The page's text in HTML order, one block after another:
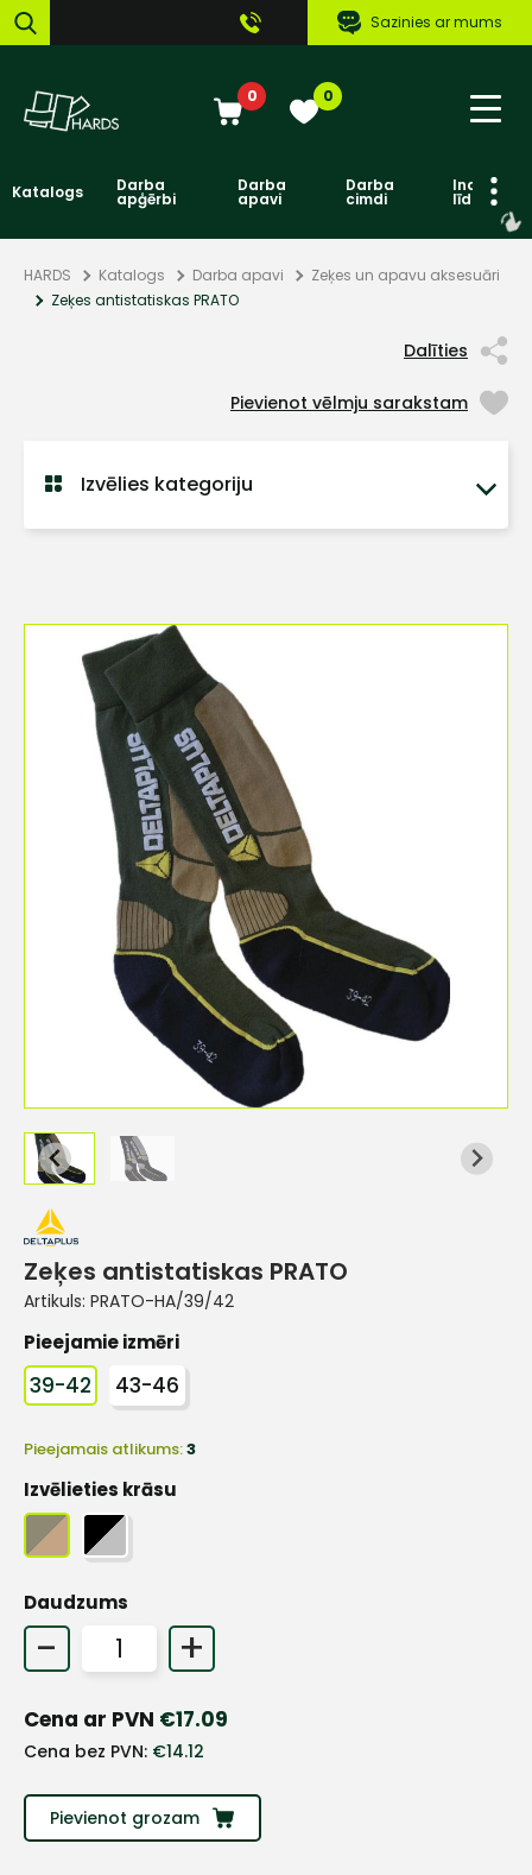
Sazinies ar mums
0 0
Katalogs Darba
apģērbi
Darba
apavi
Darba
cimdi līdzekļi
HARDS Katalogs Darba apavi
Zeķes un apavu aksesuāri
Zeķes antistatiskas PRATO
Dalīties
Pievienot vēlmju sarakstam
Izvēlies kategoriju
Zeķes antistatiskas PRATO
Artikuls: PRATO-HA/39/42
Pieejamie izmēri
39-42 43-46
Pieejamais atlikums:3
Izvēlieties krāsu
Daudzums
- +
Cena ar PVN €17.09
Cena bez PVN: €14.12
Pievienot grozam
+